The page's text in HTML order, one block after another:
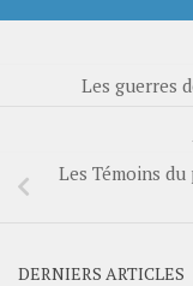
Les guerres
Les Témoins du
DERNIERS ARTICLES